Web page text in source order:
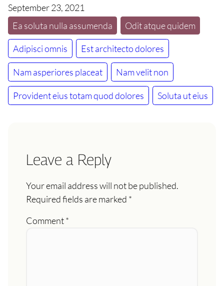
September 23, 2021
Ea soluta nulla assumenda
Odit atque quidem
Adipisci omnis Est architecto dolores
Nam asperiores placeat Nam velit non
Provident eius totam quod dolores Soluta ut eius
Leave a Reply
Your email address will not be published.
Required fields are marked *
Comment*